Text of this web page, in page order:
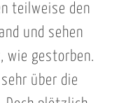
teilweise den
und sehen
wie gestorben.
über die